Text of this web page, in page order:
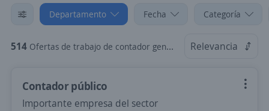
Departamento Fecha Categoría
514 Ofertas de trabajo de contador general en Cali, Valle del Cauca Relevancia
Contador público
Importante empresa del sector